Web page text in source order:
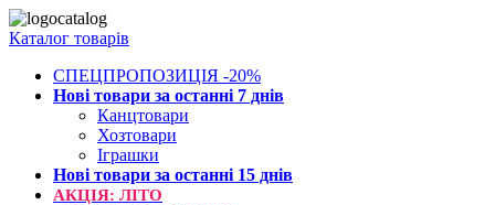
Каталог товарів
СПЕЦПРОПОЗИЦІЯ -20%
Нові товари за останнi 7 днiв
Канцтовари
Хозтовари
Іграшки
Нові товари за останнi 15 днiв
АКЦІЯ: ЛІТО